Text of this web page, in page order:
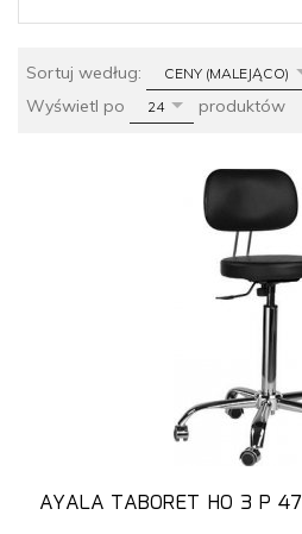
Sortuj według: sortCENY (MALEJĄCO)
Wyświetl po pop
24 produktów
AYALA TABORET HO 3 P 47